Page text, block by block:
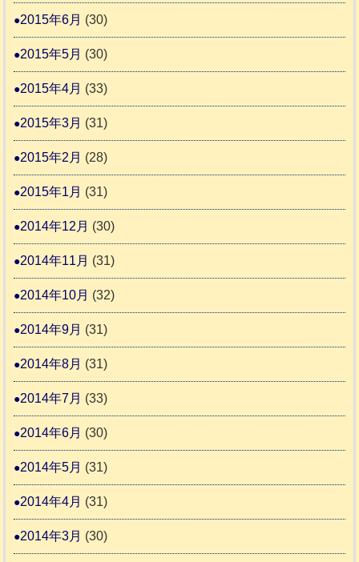
2015年6月 (30)
2015年5月 (30)
2015年4月 (33)
2015年3月 (31)
2015年2月 (28)
2015年1月 (31)
2014年12月 (30)
2014年11月 (31)
2014年10月 (32)
2014年9月 (31)
2014年8月 (31)
2014年7月 (33)
2014年6月 (30)
2014年5月 (31)
2014年4月 (31)
2014年3月 (30)